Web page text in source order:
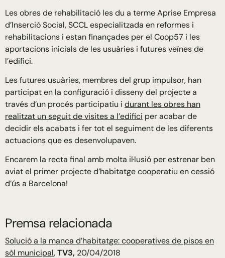
Les obres de rehabilitació les du a terme Aprise Empresa
d’Inserció Social, SCCL especialitzada en reformes i
rehabilitacions i estan finançades per el Coop57 i les
aportacions inicials de les usuàries i futures veïnes de
l’edifici.
Les futures usuàries, membres del grup impulsor, han
participat en la configuració i disseny del projecte a
través d’un procés participatiu i durant les obres han
realitzat un seguit de visites a l’edifici per acabar de
decidir els acabats i fer tot el seguiment de les diferents
actuacions que es desenvolupaven.
Encarem la recta final amb molta il·lusió per estrenar ben
aviat el primer projecte d’habitatge cooperatiu en cessió
d’ús a Barcelona!
Premsa relacionada
Solució a la manca d’habitatge: cooperatives de pisos en
sòl municipal,TV3, 20/04/2018